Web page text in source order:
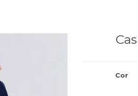
Cor